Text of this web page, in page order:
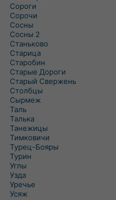
Сороги
Сорочи
Сосны
Сосны 2
Станьково
Старица
Старобин
Старые Дороги
Старый Свержень
Столбцы
Сырмеж
Таль
Талька
Танежицы
Тимковичи
Турец-Бояры
Турин
Углы
Узда
Уречье
Усяж